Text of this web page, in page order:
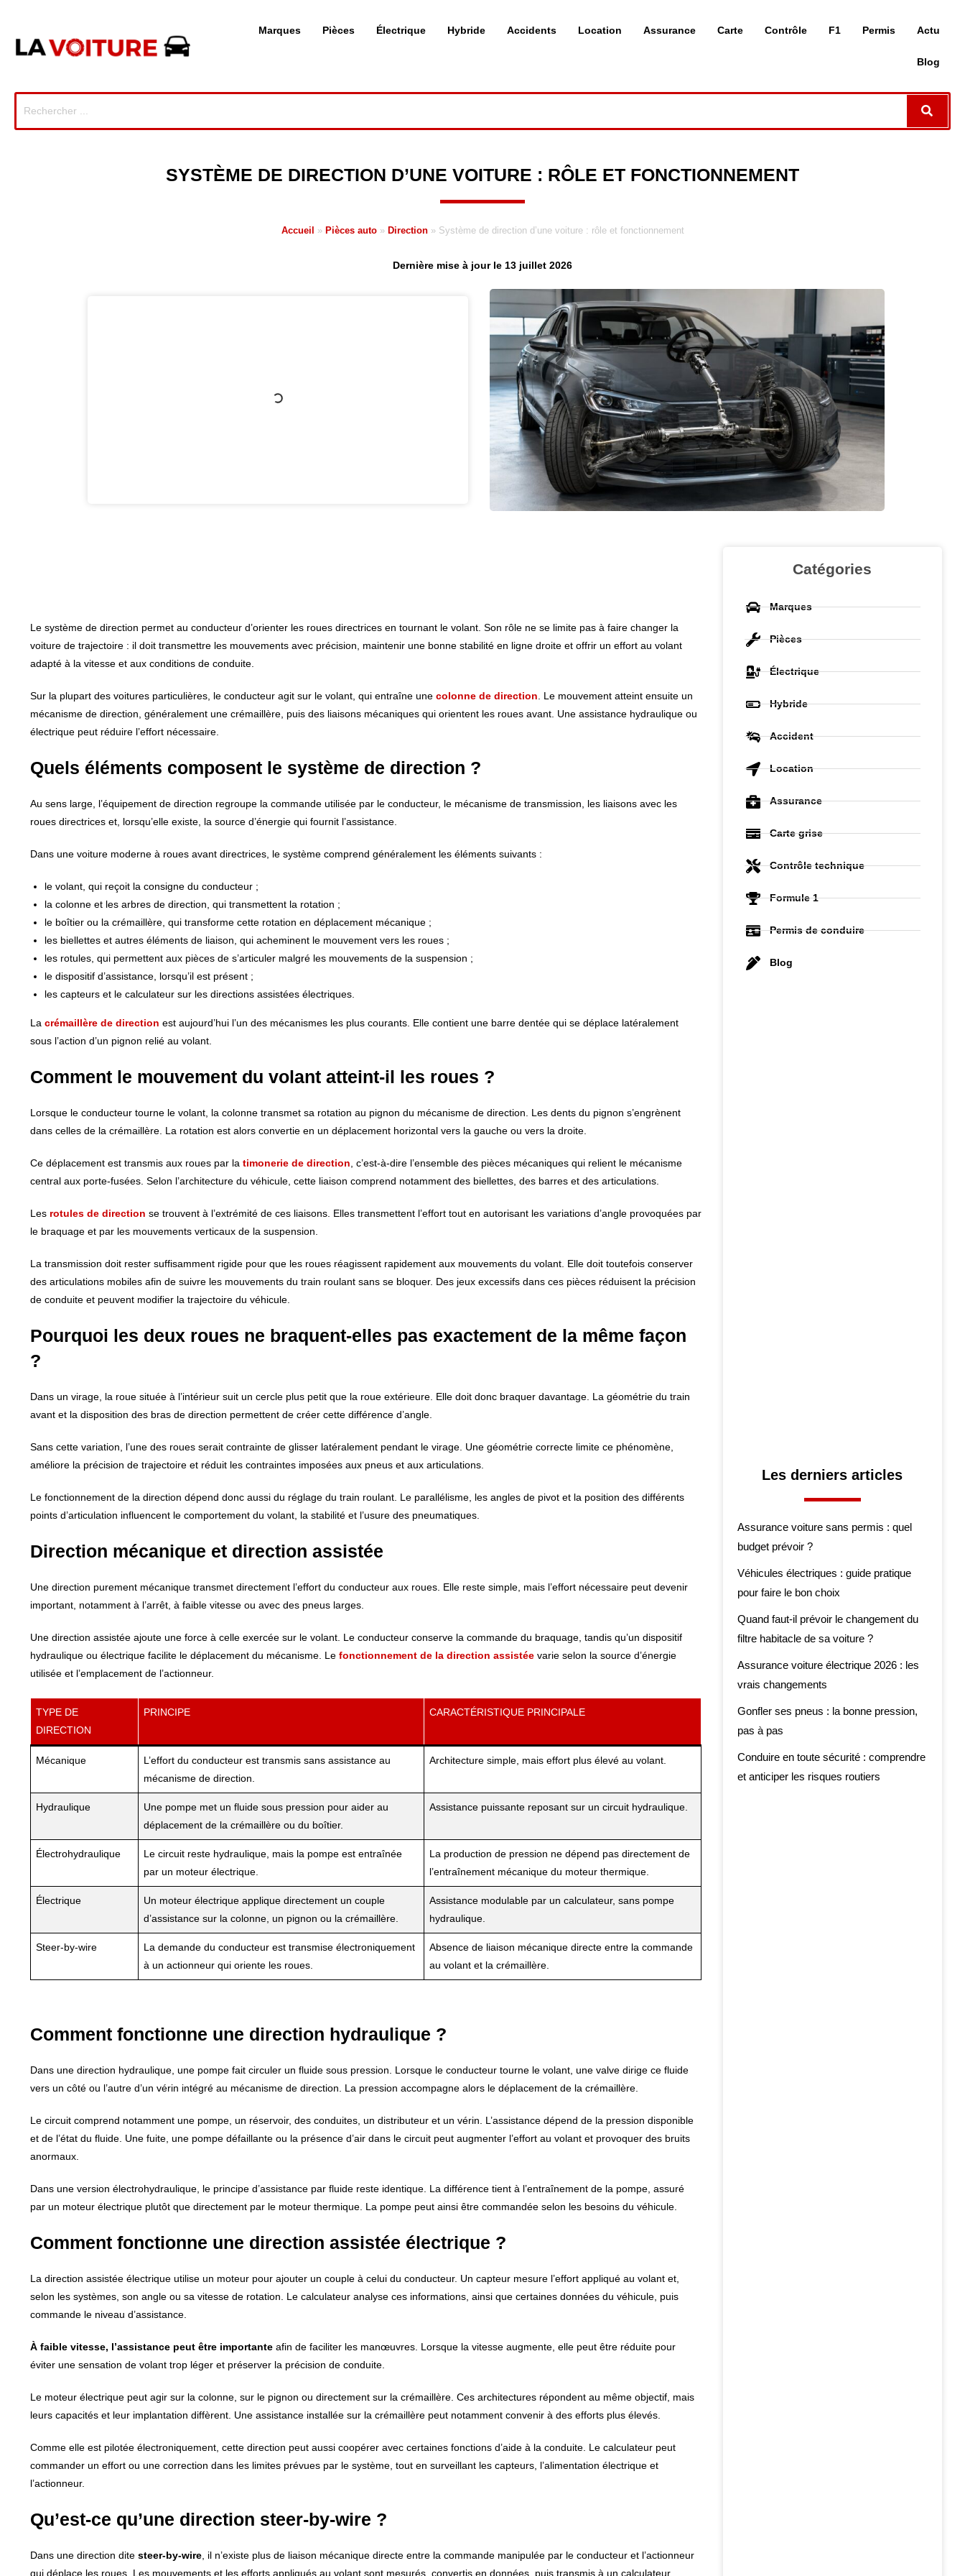
Marques Pièces Électrique Hybride Accidents Location Assurance Carte Contrôle F1 Permis Actu
Blog
SYSTÈME DE DIRECTION D’UNE VOITURE : RÔLE ET FONCTIONNEMENT
Accueil » Pièces auto » Direction » Système de direction d’une voiture : rôle et fonctionnement
Dernière mise à jour le 13 juillet 2026
Le système de direction permet au conducteur d’orienter les roues directrices en tournant le volant. Son rôle ne se limite pas à faire changer la
voiture de trajectoire : il doit transmettre les mouvements avec précision, maintenir une bonne stabilité en ligne droite et offrir un effort au volant
adapté à la vitesse et aux conditions de conduite.
Sur la plupart des voitures particulières, le conducteur agit sur le volant, qui entraîne une colonne de direction. Le mouvement atteint ensuite un
mécanisme de direction, généralement une crémaillère, puis des liaisons mécaniques qui orientent les roues avant. Une assistance hydraulique ou
électrique peut réduire l’effort nécessaire.
Quels éléments composent le système de direction ?
Au sens large, l’équipement de direction regroupe la commande utilisée par le conducteur, le mécanisme de transmission, les liaisons avec les
roues directrices et, lorsqu’elle existe, la source d’énergie qui fournit l’assistance.
Dans une voiture moderne à roues avant directrices, le système comprend généralement les éléments suivants :
le volant, qui reçoit la consigne du conducteur ;
la colonne et les arbres de direction, qui transmettent la rotation ;
le boîtier ou la crémaillère, qui transforme cette rotation en déplacement mécanique ;
les biellettes et autres éléments de liaison, qui acheminent le mouvement vers les roues ;
les rotules, qui permettent aux pièces de s’articuler malgré les mouvements de la suspension ;
le dispositif d’assistance, lorsqu’il est présent ;
les capteurs et le calculateur sur les directions assistées électriques.
La crémaillère de direction est aujourd’hui l’un des mécanismes les plus courants. Elle contient une barre dentée qui se déplace latéralement
sous l’action d’un pignon relié au volant.
Comment le mouvement du volant atteint-il les roues ?
Lorsque le conducteur tourne le volant, la colonne transmet sa rotation au pignon du mécanisme de direction. Les dents du pignon s’engrènent
dans celles de la crémaillère. La rotation est alors convertie en un déplacement horizontal vers la gauche ou vers la droite.
Ce déplacement est transmis aux roues par la timonerie de direction, c’est-à-dire l’ensemble des pièces mécaniques qui relient le mécanisme
central aux porte-fusées. Selon l’architecture du véhicule, cette liaison comprend notamment des biellettes, des barres et des articulations.
Les rotules de direction se trouvent à l’extrémité de ces liaisons. Elles transmettent l’effort tout en autorisant les variations d’angle provoquées par
le braquage et par les mouvements verticaux de la suspension.
La transmission doit rester suffisamment rigide pour que les roues réagissent rapidement aux mouvements du volant. Elle doit toutefois conserver
des articulations mobiles afin de suivre les mouvements du train roulant sans se bloquer. Des jeux excessifs dans ces pièces réduisent la précision
de conduite et peuvent modifier la trajectoire du véhicule.
Pourquoi les deux roues ne braquent-elles pas exactement de la même façon
?
Dans un virage, la roue située à l’intérieur suit un cercle plus petit que la roue extérieure. Elle doit donc braquer davantage. La géométrie du train
avant et la disposition des bras de direction permettent de créer cette différence d’angle.
Sans cette variation, l’une des roues serait contrainte de glisser latéralement pendant le virage. Une géométrie correcte limite ce phénomène,
améliore la précision de trajectoire et réduit les contraintes imposées aux pneus et aux articulations.
Le fonctionnement de la direction dépend donc aussi du réglage du train roulant. Le parallélisme, les angles de pivot et la position des différents
points d’articulation influencent le comportement du volant, la stabilité et l’usure des pneumatiques.
Direction mécanique et direction assistée
Une direction purement mécanique transmet directement l’effort du conducteur aux roues. Elle reste simple, mais l’effort nécessaire peut devenir
important, notamment à l’arrêt, à faible vitesse ou avec des pneus larges.
Une direction assistée ajoute une force à celle exercée sur le volant. Le conducteur conserve la commande du braquage, tandis qu’un dispositif
hydraulique ou électrique facilite le déplacement du mécanisme. Le fonctionnement de la direction assistée varie selon la source d’énergie
utilisée et l’emplacement de l’actionneur.
TYPE DE
DIRECTION
PRINCIPE CARACTÉRISTIQUE PRINCIPALE
Mécanique
L’effort du conducteur est transmis sans assistance au
mécanisme de direction.
Architecture simple, mais effort plus élevé au volant.
Hydraulique
Une pompe met un fluide sous pression pour aider au
déplacement de la crémaillère ou du boîtier.
Assistance puissante reposant sur un circuit hydraulique.
Électrohydraulique
Le circuit reste hydraulique, mais la pompe est entraînée
par un moteur électrique.
La production de pression ne dépend pas directement de
l’entraînement mécanique du moteur thermique.
Électrique
Un moteur électrique applique directement un couple
d’assistance sur la colonne, un pignon ou la crémaillère.
Assistance modulable par un calculateur, sans pompe
hydraulique.
Steer-by-wire
La demande du conducteur est transmise électroniquement
à un actionneur qui oriente les roues.
Absence de liaison mécanique directe entre la commande
au volant et la crémaillère.
Comment fonctionne une direction hydraulique ?
Dans une direction hydraulique, une pompe fait circuler un fluide sous pression. Lorsque le conducteur tourne le volant, une valve dirige ce fluide
vers un côté ou l’autre d’un vérin intégré au mécanisme de direction. La pression accompagne alors le déplacement de la crémaillère.
Le circuit comprend notamment une pompe, un réservoir, des conduites, un distributeur et un vérin. L’assistance dépend de la pression disponible
et de l’état du fluide. Une fuite, une pompe défaillante ou la présence d’air dans le circuit peut augmenter l’effort au volant et provoquer des bruits
anormaux.
Dans une version électrohydraulique, le principe d’assistance par fluide reste identique. La différence tient à l’entraînement de la pompe, assuré
par un moteur électrique plutôt que directement par le moteur thermique. La pompe peut ainsi être commandée selon les besoins du véhicule.
Comment fonctionne une direction assistée électrique ?
La direction assistée électrique utilise un moteur pour ajouter un couple à celui du conducteur. Un capteur mesure l’effort appliqué au volant et,
selon les systèmes, son angle ou sa vitesse de rotation. Le calculateur analyse ces informations, ainsi que certaines données du véhicule, puis
commande le niveau d’assistance.
À faible vitesse, l’assistance peut être importante afin de faciliter les manœuvres. Lorsque la vitesse augmente, elle peut être réduite pour
éviter une sensation de volant trop léger et préserver la précision de conduite.
Le moteur électrique peut agir sur la colonne, sur le pignon ou directement sur la crémaillère. Ces architectures répondent au même objectif, mais
leurs capacités et leur implantation diffèrent. Une assistance installée sur la crémaillère peut notamment convenir à des efforts plus élevés.
Comme elle est pilotée électroniquement, cette direction peut aussi coopérer avec certaines fonctions d’aide à la conduite. Le calculateur peut
commander un effort ou une correction dans les limites prévues par le système, tout en surveillant les capteurs, l’alimentation électrique et
l’actionneur.
Qu’est-ce qu’une direction steer-by-wire ?
Dans une direction dite steer-by-wire , il n’existe plus de liaison mécanique directe entre la commande manipulée par le conducteur et l’actionneur
qui déplace les roues. Les mouvements et les efforts appliqués au volant sont mesurés, convertis en données, puis transmis à un calculateur.
Catégories
Marques
Pièces
Électrique
Hybride
Accident
Location
Assurance
Carte grise
Contrôle technique
Formule 1
Permis de conduire
Blog
Les derniers articles
Assurance voiture sans permis : quel
budget prévoir ?
Véhicules électriques : guide pratique
pour faire le bon choix
Quand faut-il prévoir le changement du
filtre habitacle de sa voiture ?
Assurance voiture électrique 2026 : les
vrais changements
Gonfler ses pneus : la bonne pression,
pas à pas
Conduire en toute sécurité : comprendre
et anticiper les risques routiers